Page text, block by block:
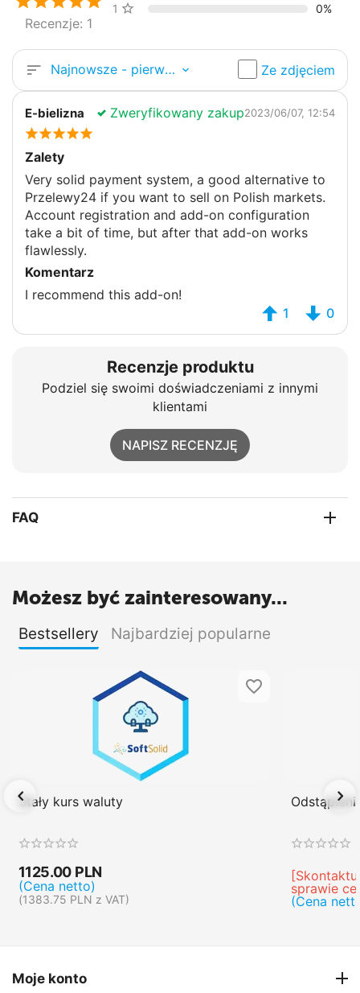
Recenzje: 1
1 gwiazdki
0%
Najnowsze - pierwsze Ze zdjęciem
E-bielizna Zweryfikowany zakup2023/06/07, 12:54
Zalety
Very solid payment system, a good alternative to
Przelewy24 if you want to sell on Polish markets.
Account registration and add-on configuration
take a bit of time, but after that add-on works
flawlessly.
Komentarz
I recommend this add-on!
1
0
Recenzje produktu
Podziel się swoimi doświadczeniami z innymi
klientami
NAPISZ RECENZJĘ
FAQ
Możesz być zainteresowany...
Bestsellery Najbardziej popularne
Stały kurs waluty
1125.00 PLN
(Cena netto)
(1383.75 PLN z VAT)
sprawie
(Cena
Moje konto